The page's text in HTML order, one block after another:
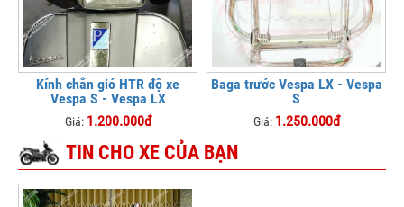
Kính chắn gió HTR độ xe
Vespa S - Vespa LX
Giá: 1.200.000đ
Baga trước Vespa LX - Vespa
S
Giá: 1.250.000đ
TIN CHO XE CỦA BẠN